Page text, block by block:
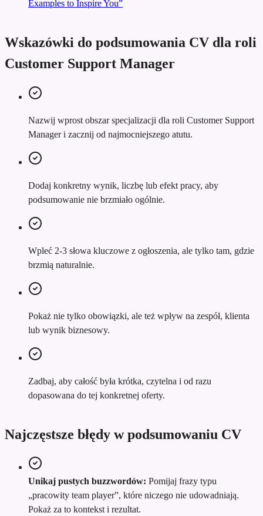
Examples to Inspire You”
Wskazówki do podsumowania CV dla roli
Customer Support Manager
Nazwij wprost obszar specjalizacji dla roli Customer Support
Manager i zacznij od najmocniejszego atutu.
Dodaj konkretny wynik, liczbę lub efekt pracy, aby
podsumowanie nie brzmiało ogólnie.
Wpleć 2-3 słowa kluczowe z ogłoszenia, ale tylko tam, gdzie
brzmią naturalnie.
Pokaż nie tylko obowiązki, ale też wpływ na zespół, klienta
lub wynik biznesowy.
Zadbaj, aby całość była krótka, czytelna i od razu
dopasowana do tej konkretnej oferty.
Najczęstsze błędy w podsumowaniu CV
Unikaj pustych buzzwordów: Pomijaj frazy typu
„pracowity team player”, które niczego nie udowadniają.
Pokaż za to kontekst i rezultat.